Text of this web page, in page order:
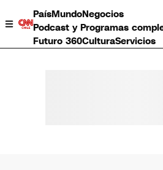
PaísMundoNegocios
Podcast y Programas
Futuro 360CulturaServicios